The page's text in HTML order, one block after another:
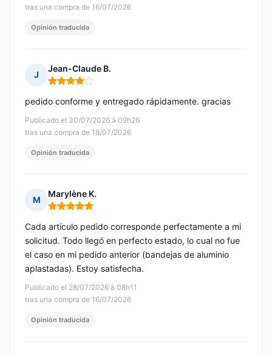
tras una compra de 16/07/2026
Opinión traducida
J
Jean-Claude B.
Nota: 4 de 5
Publicado el 30/07/2026 à 09h26
tras una compra de 18/07/2026
pedido conforme y entregado rápidamente. gracias
Opinión traducida
M
Marylène K.
Nota: 5 de 5
Publicado el 28/07/2026 à 08h11
tras una compra de 16/07/2026
Cada artículo pedido corresponde perfectamente a mi
solicitud. Todo llegó en perfecto estado, lo cual no fue
el caso en mi pedido anterior (bandejas de aluminio
aplastadas). Estoy satisfecha.
Opinión traducida